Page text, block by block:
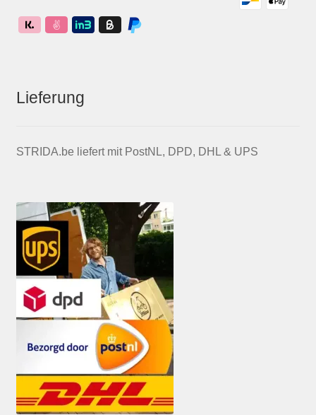
Lieferung
STRIDA.be liefert mit PostNL, DPD, DHL & UPS